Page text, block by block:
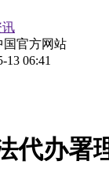
讯
国官方网站
13 06:41
代办署